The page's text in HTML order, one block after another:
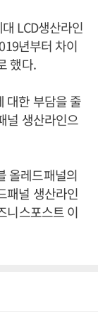
LCD생산라인
년부터 차이
했다.
대한 부담을 줄
널 생산라인으
올레드패널의
패널 생산라인
니스포스트 이